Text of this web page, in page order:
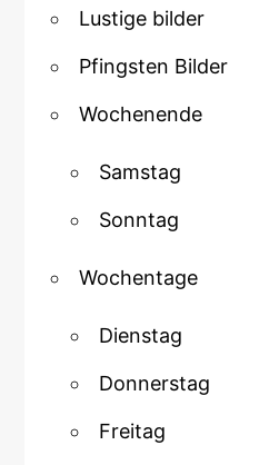
Lustige bilder
Pfingsten Bilder
Wochenende
Samstag
Sonntag
Wochentage
Dienstag
Donnerstag
Freitag